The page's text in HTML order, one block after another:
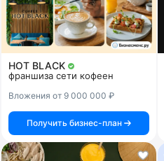
HOT BLACK
франшиза сети кофеен
Вложения от 9 000 000 ₽
Получить бизнес-план